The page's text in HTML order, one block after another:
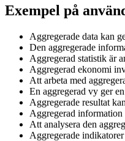
Exempel på
Aggregerade data kan
Den aggregerade
Aggregerad statistik är
Aggregerad ekonomi
Att arbeta med
En aggregerad vy ger
Aggregerade resultat
Aggregerad information
Att analysera den
Aggregerade